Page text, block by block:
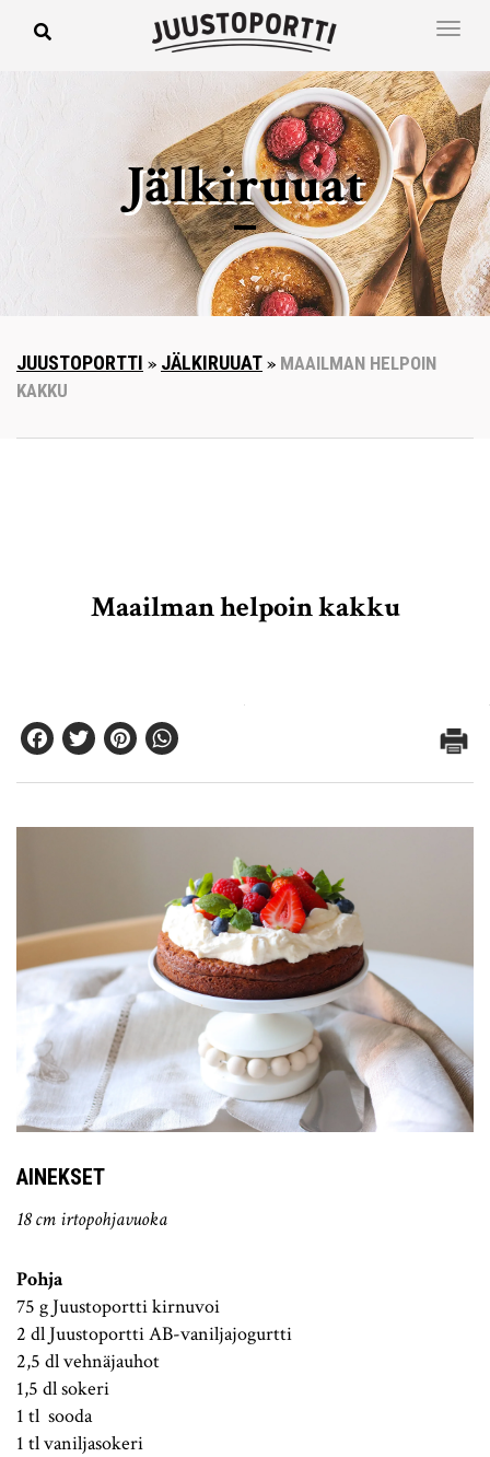
Jälkiruuat
JUUSTOPORTTI » JÄLKIRUUAT» MAAILMAN HELPOIN
KAKKU
Maailman helpoin kakku
Facebook
TwitterPinterest
AINEKSET
18 cm irtopohjavuoka
Pohja
75 g Juustoportti kirnuvoi
2 dl Juustoportti AB-vaniljajogurtti
2,5 dl vehnäjauhot
1,5 dl sokeri
1 tl sooda
1 tl vaniljasokeri